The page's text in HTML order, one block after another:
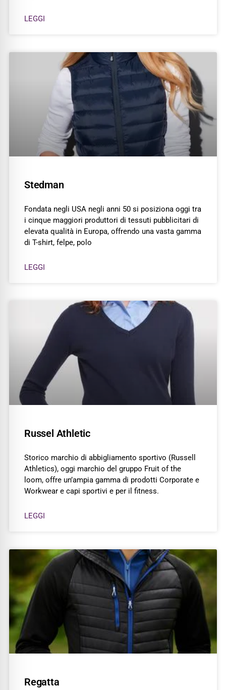
LEGGI
Stedman
Fondata negli USA negli anni 50 si posiziona oggi tra
i cinque maggiori produttori di tessuti pubblicitari di
elevata qualità in Europa, offrendo una vasta gamma
di T-shirt, felpe, polo
LEGGI
Russel Athletic
Storico marchio di abbigliamento sportivo (Russell
Athletics), oggi marchio del gruppo Fruit of the
loom, offre un’ampia gamma di prodotti Corporate e
Workwear e capi sportivi e per il fitness.
LEGGI
Regatta